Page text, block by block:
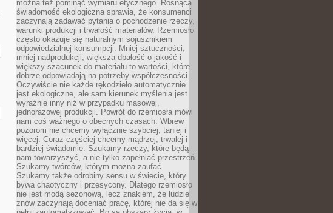
można też pominąć wymiaru etycznego. Rosnąca
świadomość ekologiczna sprawia, że konsumenci
zaczynają zadawać pytania o pochodzenie rzeczy,
warunki produkcji i trwałość materiałów. Rzemiosło
często okazuje się naturalnym sojusznikiem
odpowiedzialnej konsumpcji. Mniej sztuczności,
mniej nadprodukcji, większa dbałość o jakość i
większy szacunek do materiału to wartości, które
dobrze odpowiadają na potrzeby współczesności.
Oczywiście nie każde rękodzieło automatycznie
jest ekologiczne, ale sam kierunek myślenia jest
wyraźnie inny niż w przypadku masowej,
jednorazowej produkcji. Powrót do rzemiosła mówi
nam coś ważnego o obecnych czasach. Wbrew
pozorom nie chcemy wyłącznie szybciej, taniej i
więcej. Coraz częściej chcemy mądrzej, trwalej i
bardziej świadomie. Szukamy rzeczy, które będą
nam towarzyszyć, a nie tylko zapełniać przestrzeń.
Szukamy twórców, którym można zaufać.
Szukamy także odrobiny sensu w świecie, który
bywa chaotyczny i przesycony. Dlatego rzemiosło
nie jest modą sezonową, lecz znakiem, że ludzie
znów zaczynają doceniać pracę, której nie da się w